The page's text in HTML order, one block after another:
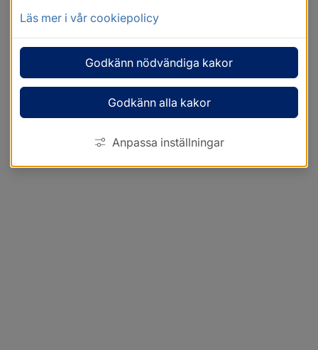
Läs mer i vår cookiepolicy
Godkänn nödvändiga kakor
Godkänn alla kakor
Anpassa inställningar